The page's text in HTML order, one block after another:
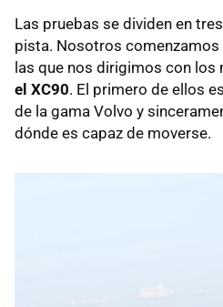
Las pruebas se dividen en
pista. Nosotros
las que nos dirigimos con los
el XC90. El primero de ellos
de la gama Volvo y
dónde es capaz de moverse.